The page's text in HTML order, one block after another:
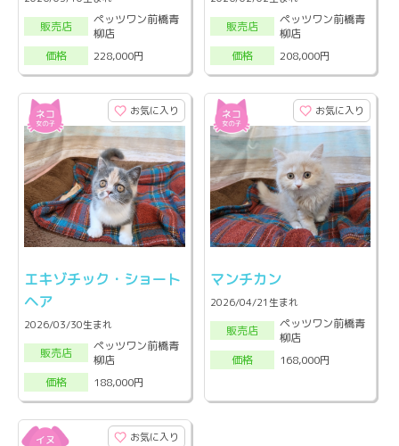
販売店
ペッツワン前橋青
柳店
価格
228,000円
販売店
ペッツワン前橋青
柳店
価格
208,000円
お気に入り
エキゾチック・ショート
ヘア
2026/03/30生まれ
販売店
ペッツワン前橋青
柳店
価格
188,000円
お気に入り
マンチカン
2026/04/21生まれ
販売店
ペッツワン前橋青
柳店
価格
168,000円
お気に入り